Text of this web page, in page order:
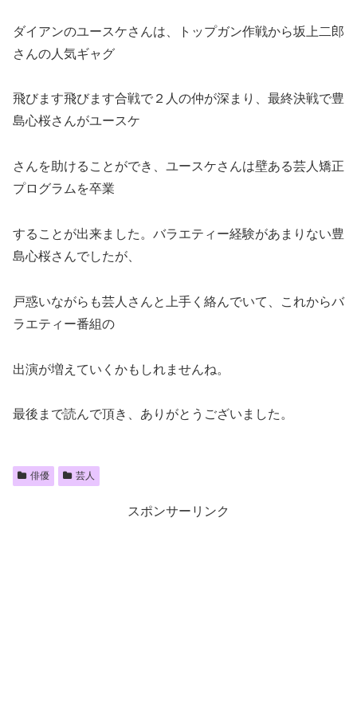
ダイアンのユースケさんは、トップガン作戦から坂上二郎
さんの人気ギャグ
飛びます飛びます合戦で２人の仲が深まり、最終決戦で豊
島心桜さんがユースケ
さんを助けることができ、ユースケさんは壁ある芸人矯正
プログラムを卒業
することが出来ました。バラエティー経験があまりない豊
島心桜さんでしたが、
戸惑いながらも芸人さんと上手く絡んでいて、これからバ
ラエティー番組の
出演が増えていくかもしれませんね。
最後まで読んで頂き、ありがとうございました。
俳優 芸人
スポンサーリンク